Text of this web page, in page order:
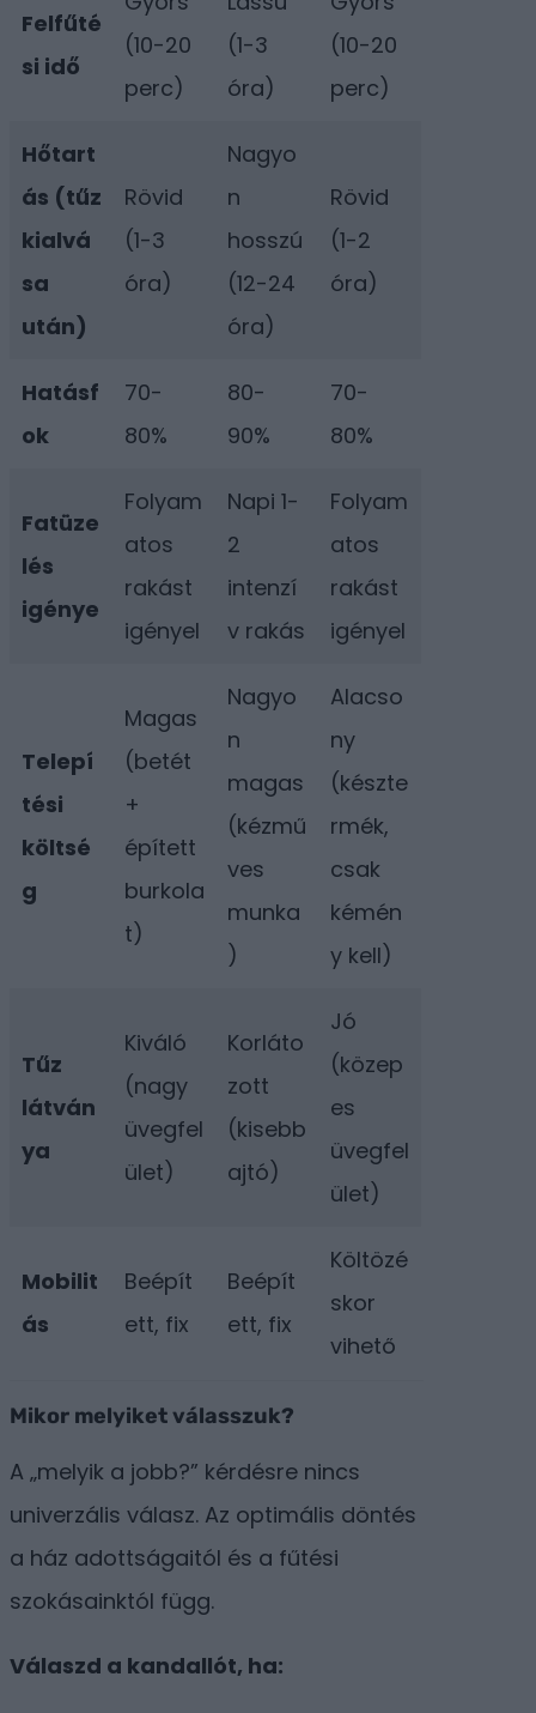
Felfűté
si idő
(10-20
perc)
(1-3
óra)
(10-20
perc)
Hőtart
ás (tűz
kialvá
sa
után)
Rövid
(1-3
óra)
Nagyo
n
hosszú
(12-24
óra)
Rövid
(1-2
óra)
Hatásf
ok
70-
80%
80-
90%
70-
80%
Fatüze
lés
igénye
Folyam
atos
rakást
igényel
Napi 1-
2
intenzí
v rakás
Folyam
atos
rakást
igényel
Telepí
tési
költsé
g
Magas
(betét
+
épített
burkola
t)
Nagyo
n
magas
(kézmű
ves
munka
)
Alacso
ny
(készte
rmék,
csak
kémén
y kell)
Tűz
látván
ya
Kiváló
(nagy
üvegfel
ület)
Korláto
zott
(kisebb
ajtó)
Jó
(közep
es
üvegfel
ület)
Mobilit
ás
Beépít
ett, fix
Beépít
ett, fix
Költözé
skor
vihető
Mikor melyiket válasszuk?
A „melyik a jobb?” kérdésre nincs
univerzális válasz. Az optimális döntés
a ház adottságaitól és a fűtési
szokásainktól függ.
Válaszd a kandallót, ha: